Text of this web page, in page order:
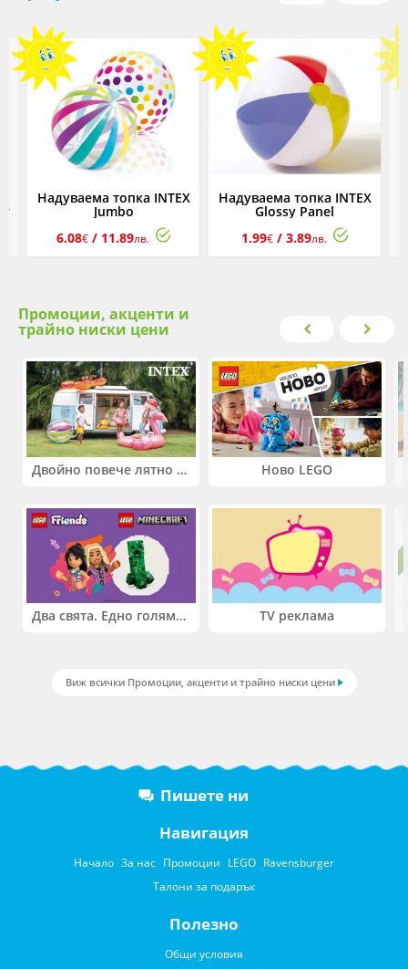
Надуваема топка INTEX
Jumbo
6.08€/ 11.89лв.
Надуваема топка INTEX
Glossy Panel
1.99€/ 3.89лв.
Промоции, акценти и
трайно ниски цени
Двойно повече лятно забавление! Купи 2 продукта INTEX и вземи -33%
Два свята. Едно голямо приключение. Купи 2 продукта LEGO® Friends и/или LEGO® Minecraft и вземи -27%
Ново LEGO
TV реклама
Виж всички Промоции, акценти и трайно ниски цени
Пишете ни
Навигация
Начало За нас Промоции LEGO Ravensburger
Талони за подарък
Полезно
Общи условия